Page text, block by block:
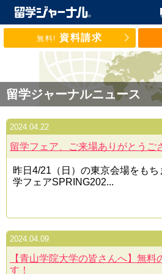
無料! 資料請求
留学ジャーナルニュース
2024.04.22
留学フェア、ご来場ありがとうご
昨日4/21（日）の東京会場をも
学フェアSPRING202...
2024.04.09
【青山学院大学の皆さんへ】無料
す！